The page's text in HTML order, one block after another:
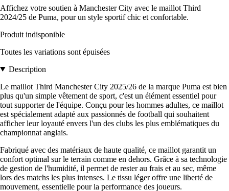
Affichez votre soutien à Manchester City avec le maillot Third
2024/25 de Puma, pour un style sportif chic et confortable.
Produit indisponible
Toutes les variations sont épuisées
Description
Le maillot Third Manchester City 2025/26 de la marque Puma est bien
plus qu'un simple vêtement de sport, c'est un élément essentiel pour
tout supporter de l'équipe. Conçu pour les hommes adultes, ce maillot
est spécialement adapté aux passionnés de football qui souhaitent
afficher leur loyauté envers l'un des clubs les plus emblématiques du
championnat anglais.
Fabriqué avec des matériaux de haute qualité, ce maillot garantit un
confort optimal sur le terrain comme en dehors. Grâce à sa technologie
de gestion de l'humidité, il permet de rester au frais et au sec, même
lors des matchs les plus intenses. Le tissu léger offre une liberté de
mouvement, essentielle pour la performance des joueurs.